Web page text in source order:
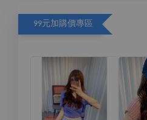
99元加購價專區